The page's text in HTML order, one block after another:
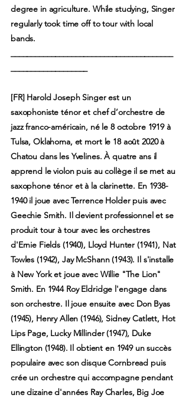
degree in agriculture. While studying, Singer
regularly took time off to tour with local
bands.
[FR] Harold Joseph Singer est un
saxophoniste ténor et chef d’orchestre de
jazz franco-américain, né le 8 octobre 1919 à
Tulsa, Oklahoma, et mort le 18 août 2020 à
Chatou dans les Yvelines. À quatre ans il
apprend le violon puis au collège il se met au
saxophone ténor et à la clarinette. En 1938-
1940 il joue avec Terrence Holder puis avec
Geechie Smith. Il devient professionnel et se
produit tour à tour avec les orchestres
d'Ernie Fields (1940), Lloyd Hunter (1941), Nat
Towles (1942), Jay McShann (1943). Il s'installe
à New York et joue avec Willie "The Lion"
Smith. En 1944 Roy Eldridge l'engage dans
son orchestre. Il joue ensuite avec Don Byas
(1945), Henry Allen (1946), Sidney Catlett, Hot
Lips Page, Lucky Millinder (1947), Duke
Ellington (1948). Il obtient en 1949 un succès
populaire avec son disque Cornbread puis
crée un orchestre qui accompagne pendant
une dizaine d'années Ray Charles, Big Joe